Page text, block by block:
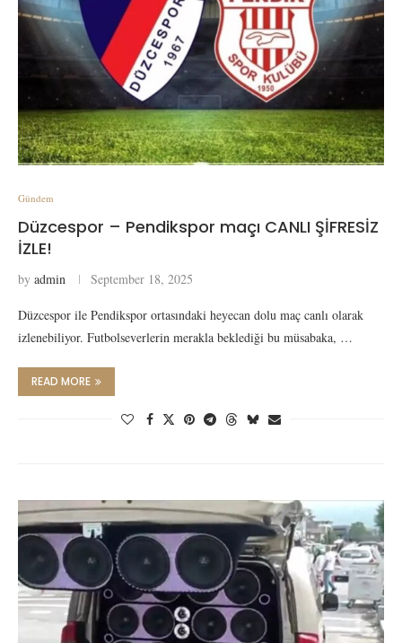
Gündem
Düzcespor – Pendikspor maçı CANLI ŞİFRESİZ
İZLE!
by admin September 18, 2025
Düzcespor ile Pendikspor ortasındaki heyecan dolu maç canlı olarak
izlenebiliyor. Futbolseverlerin merakla beklediği bu müsabaka, …
READ MORE